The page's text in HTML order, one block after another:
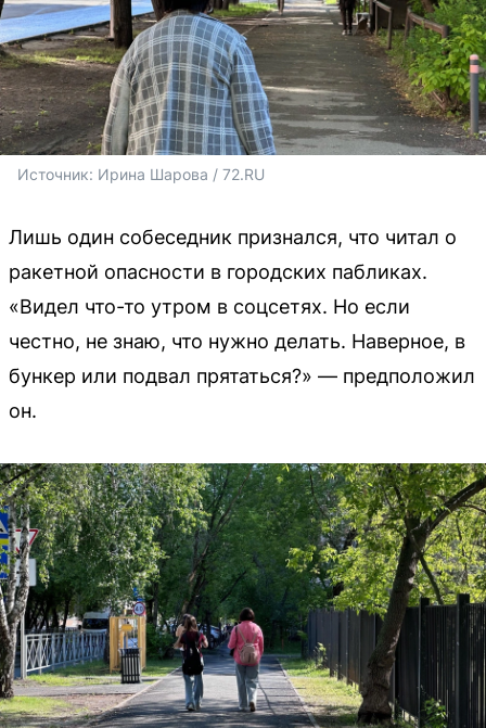
Источник: Ирина Шарова / 72.RU
Лишь один собеседник признался, что читал о
ракетной опасности в городских пабликах.
«Видел что-то утром в соцсетях. Но если
честно, не знаю, что нужно делать. Наверное, в
бункер или подвал прятаться?» — предположил
он.